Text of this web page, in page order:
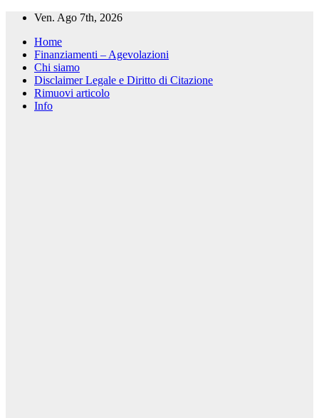
Salta
contenuto
Ven. Ago 7th, 2026
Home
Finanziamenti – Agevolazioni
Chi siamo
Disclaimer Legale e Diritto di Citazione
Rimuovi articolo
Info